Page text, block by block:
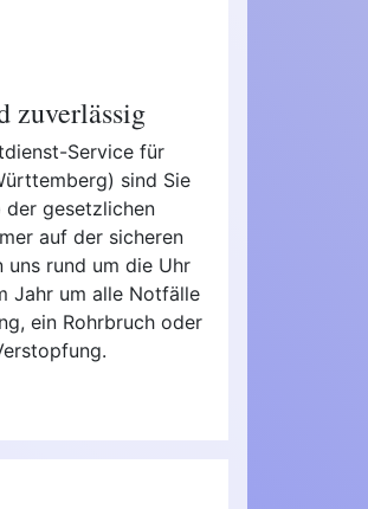
zuverlässig
Service für
sind Sie
der gesetzlichen
auf der sicheren
uns rund um die Uhr
Jahr um alle Notfälle
ein Rohrbruch oder